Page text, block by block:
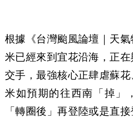
根據《台灣颱風論壇｜天
米已經來到宜花沿海，正
交手，最強核心正肆虐蘇
米如預期的往西南「掉」
「轉圈後」再登陸或是直